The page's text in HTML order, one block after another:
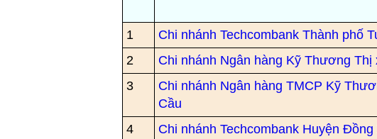
1
Chi nhánh Techcombank Thành phố
2
Chi nhánh Ngân hàng Kỹ Thương Thị
3
Chi nhánh Ngân hàng TMCP Kỹ
Cầu
4 Chi nhánh Techcombank Huyện Đồng